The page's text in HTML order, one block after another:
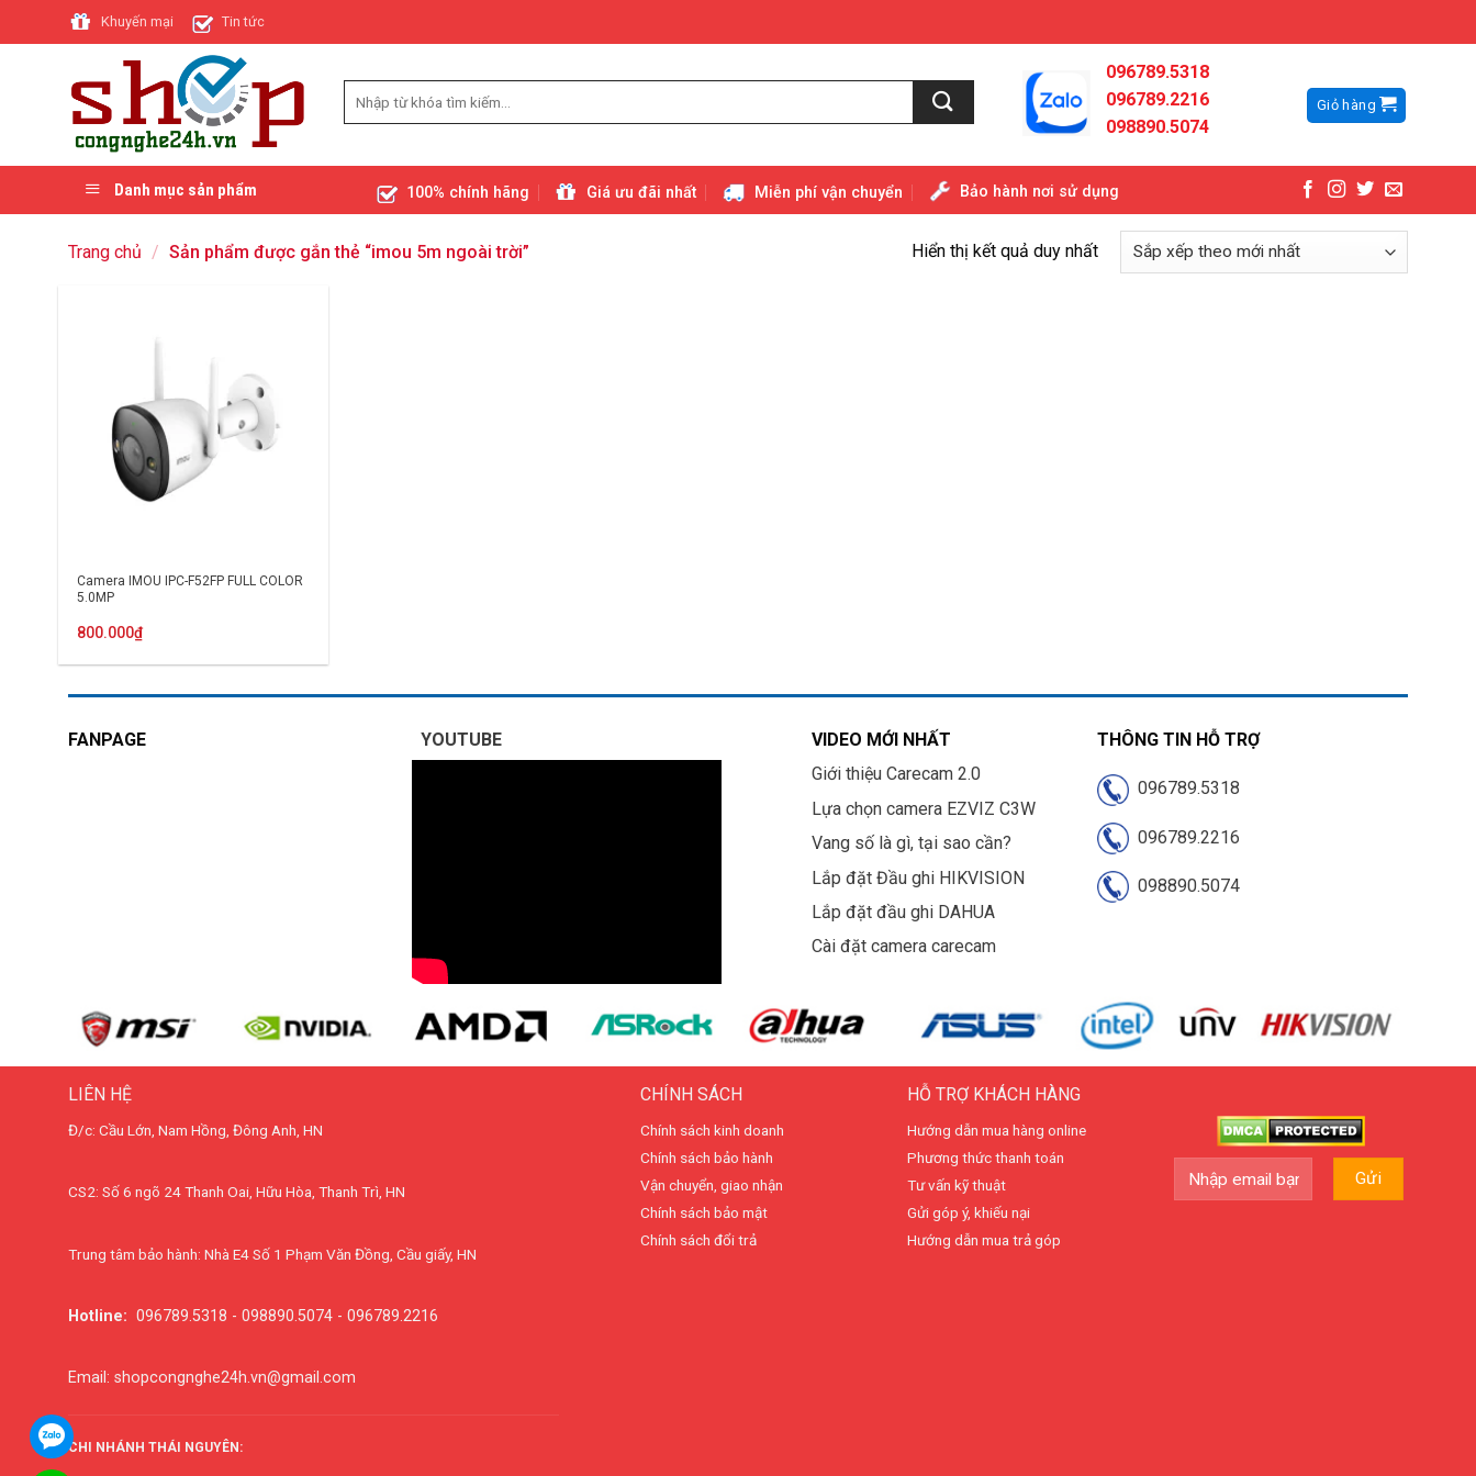
to
Khuyến mại Tin tức
096789.5318
096789.2216
098890.5074
Giỏ hàng
Danh mục sản phẩm 100% chính hãng Giá ưu đãi nhất Miễn phí vận chuyển Bảo hành nơi sử dụng
Trang chủ / Sản phẩm được gắn thẻ “imou 5m ngoài trời” Hiển thị kết quả duy nhất
Camera IMOU IPC-F52FP FULL COLOR
5.0MP
800.000₫
FANPAGE YOUTUBE
VIDEO MỚI NHẤT
Giới thiệu Carecam 2.0
Lựa chọn camera EZVIZ C3W
Vang số là gì, tại sao cần?
Lắp đặt Đầu ghi HIKVISION
Lắp đặt đầu ghi DAHUA
Cài đặt camera carecam
THÔNG TIN HỖ TRỢ
096789.5318
096789.2216
098890.5074
LIÊN HỆ
Đ/c: Cầu Lớn, Nam Hồng, Đông Anh, HN
CS2: Số 6 ngõ 24 Thanh Oai, Hữu Hòa, Thanh Trì, HN
Trung tâm bảo hành: Nhà E4 Số 1 Phạm Văn Đồng, Cầu giấy, HN
Hotline: 096789.5318 - 098890.5074 - 096789.2216
Email: shopcongnghe24h.vn@gmail.com
CHI NHÁNH THÁI NGUYÊN:
CHÍNH SÁCH
Chính sách kinh doanh
Chính sách bảo hành
Vận chuyển, giao nhận
Chính sách bảo mật
Chính sách đổi trả
HỖ TRỢ KHÁCH HÀNG
Hướng dẫn mua hàng online
Phương thức thanh toán
Tư vấn kỹ thuật
Gửi góp ý, khiếu nại
Hướng dẫn mua trả góp